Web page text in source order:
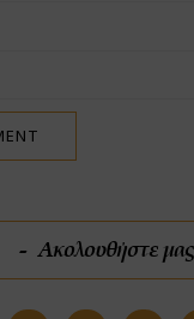
Ακολουθήστε μας